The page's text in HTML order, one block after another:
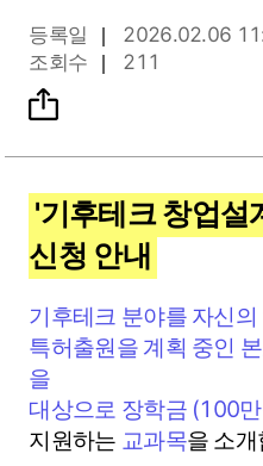
등록일
2026.02.06
조회수
211
'기후테크 창업설
신청 안내
기후테크 분야를 자신
특허출원을 계획 중인
을
대상으로 장학금 (100
지원하는 교과목을 소